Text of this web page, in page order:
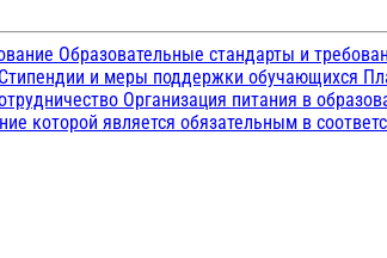
Образовательные стандарты и
Стипендии и меры поддержки обучающихся
Организация питания в
которой является обязательным в